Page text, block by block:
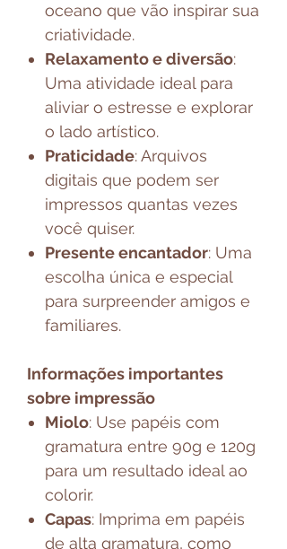
oceano que vão inspirar sua
criatividade.
Relaxamento e diversão:
Uma atividade ideal para
aliviar o estresse e explorar
o lado artístico.
Praticidade: Arquivos
digitais que podem ser
impressos quantas vezes
você quiser.
Presente encantador: Uma
escolha única e especial
para surpreender amigos e
familiares.
Informações importantes
sobre impressão
Miolo: Use papéis com
gramatura entre 90g e 120g
para um resultado ideal ao
colorir.
Capas: Imprima em papéis
de alta gramatura, como